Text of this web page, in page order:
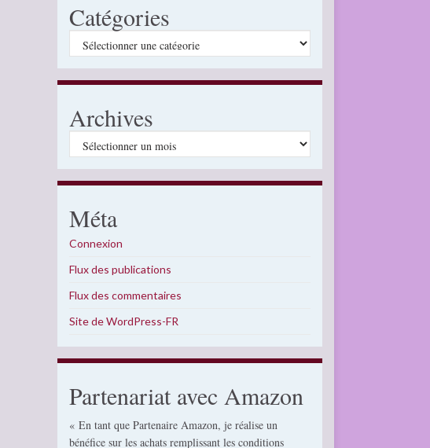
Catégories
Catégories
Archives
Archives
Méta
Connexion
Flux des publications
Flux des commentaires
Site de WordPress-FR
Partenariat avec Amazon
« En tant que Partenaire Amazon, je réalise un
bénéfice sur les achats remplissant les conditions